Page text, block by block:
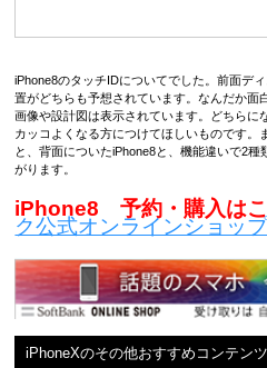
iPhone8のタッチIDについてでした。前面デ
置がどちらも予想されています。なんだか面
画像や設計図は表示されています。どちらに
カッコよくなる方につけてほしいものです。
と、背面についたiPhone8と、機能違いで2
がります。
iPhone8 予約・購入
ク公式オンラインショッ
iPhoneXのその他おすすめコンテンツ